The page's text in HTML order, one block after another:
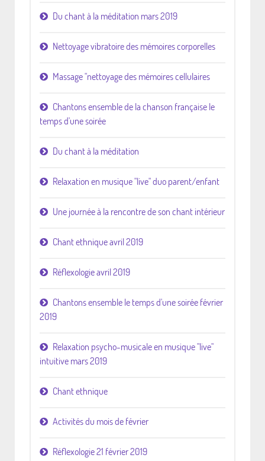
Du chant à la méditation mars 2019
Nettoyage vibratoire des mémoires corporelles
Massage "nettoyage des mémoires cellulaires
Chantons ensemble de la chanson française le
temps d'une soirée
Du chant à la méditation
Relaxation en musique "live" duo parent/enfant
Une journée à la rencontre de son chant intérieur
Chant ethnique avril 2019
Réflexologie avril 2019
Chantons ensemble le temps d'une soirée février
2019
Relaxation psycho-musicale en musique "live"
intuitive mars 2019
Chant ethnique
Activités du mois de février
Réflexologie 21 février 2019